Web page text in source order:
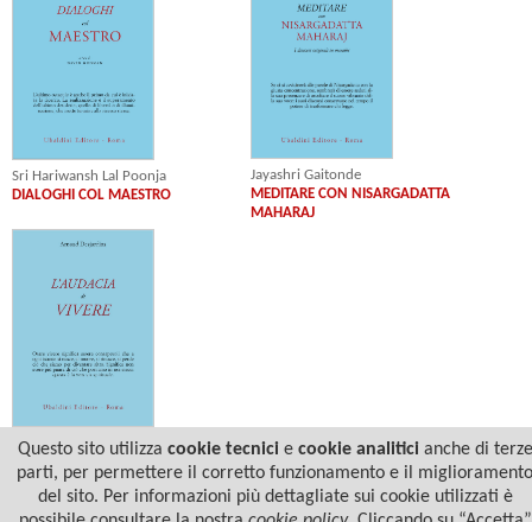
Sri Hariwansh Lal Poonja
DIALOGHI COL MAESTRO
Jayashri Gaitonde
MEDITARE CON NISARGADATTA
MAHARAJ
Arnaud Desjardins
L'AUDACIA DI VIVERE
Questo sito utilizza cookie tecnicie cookie analiticianche di terze
parti, per permettere il corretto funzionamento e il miglioramento
del sito. Per informazioni più dettagliate sui cookie utilizzati è